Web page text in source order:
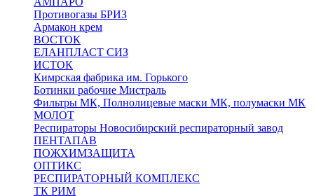
Противогазы БРИЗ
Армакон крем
ВОСТОК
ЕЛАНПЛАСТ СИЗ
ИСТОК
Кимрская фабрика им. Горького
Ботинки рабочие Мистраль
Фильтры МК, Полнолицевые маски МК, полумаски МК
МОЛОТ
Респираторы Новосибирский респираторный завод
ПЕНТАПАВ
ПОЖХИМЗАЩИТА
ОПТИКС
РЕСПИРАТОРНЫЙ КОМПЛЕКС
ТК РИМ